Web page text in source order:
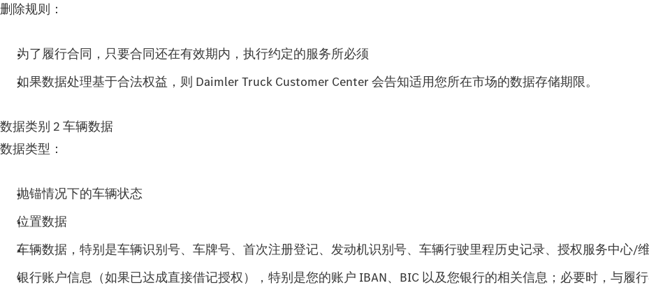
删除规则：
为了履行合同，只要合同还在有效期内，执行约定的服务所必须
如果数据处理基于合法权益，则 Daimler Truck Customer Center 会告知适用您所在市场的数据存储期限。
数据类别 2 车辆数据
数据类型：
抛锚情况下的车辆状态
位置数据
车辆数据，特别是车辆识别号、车牌号、首次注册登记、发动机识别号、车辆行驶里程历史记录、授权服务中心/
银行账户信息（如果已达成直接借记授权），特别是您的账户 IBAN、BIC 以及您银行的相关信息；必要时，与履